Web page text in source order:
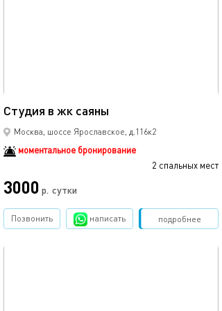
Студия в жк саяны
Москва, шоссе Ярославское, д.116к2
моментальное бронирование
2 спальных мест
3000 р. сутки
подробнее
Позвонить написать Забронировать